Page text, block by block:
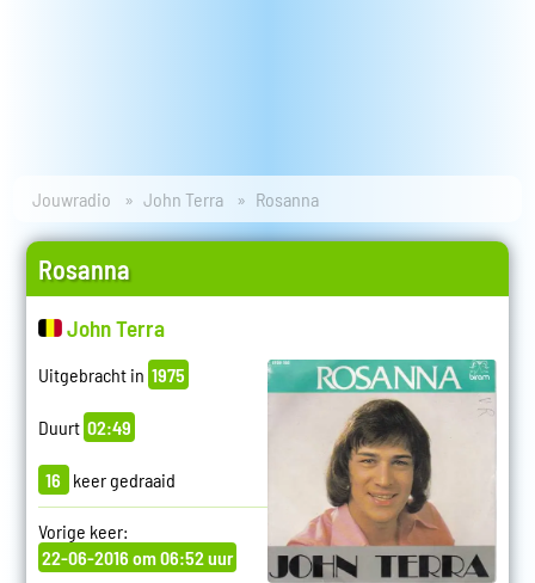
Jouwradio John Terra Rosanna
Rosanna
John Terra
Uitgebracht in 1975
Duurt 02:49
16 keer gedraaid
Vorige keer:
22-06-2016 om 06:52 uur